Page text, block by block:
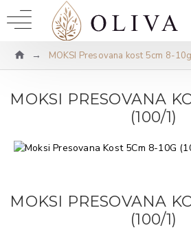
MOKSI Presovana kost 5cm 8-
MOKSI PRESOVANA
(100/1)
MOKSI PRESOVANA
(100/1)